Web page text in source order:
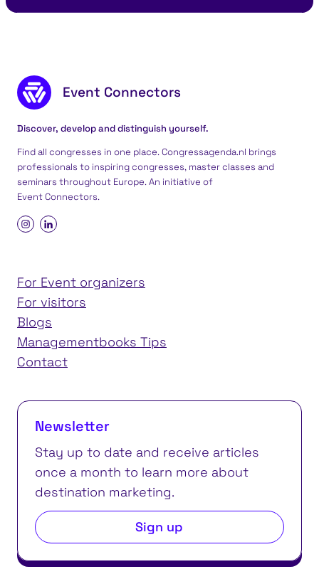
Footer content
Event Connectors
Discover, develop and distinguish yourself.
Find all congresses in one place. Congressagenda.nl brings
professionals to inspiring congresses, master classes and
seminars throughout Europe. An initiative of
Event Connectors.
For Event organizers
For visitors
Blogs
Managementbooks Tips
Contact
Newsletter
Stay up to date and receive articles
once a month to learn more about
destination marketing.
Sign up